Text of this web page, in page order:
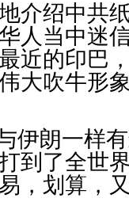
介绍中共
人当中迷
近的印巴
大吹牛形
伊朗一样
到了全世
，划算，